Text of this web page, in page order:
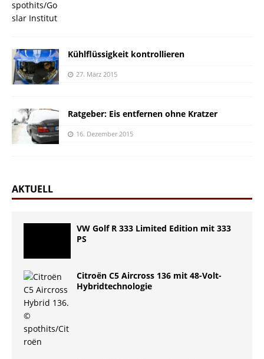
Kühlflüssigkeit kontrollieren
27. März 2015
Ratgeber: Eis entfernen ohne Kratzer
16. Dezember 2015
AKTUELL
VW Golf R 333 Limited Edition mit 333
PS
Citroën C5 Aircross 136 mit 48-Volt-
Hybridtechnologie